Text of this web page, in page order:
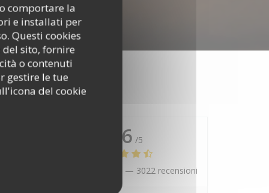
comportare la
e installati per
Questi cookies
sito, fornire
o contenuti
gestire le tue
del cookie
4.6 /5
Valutazione media — 3022 recensioni